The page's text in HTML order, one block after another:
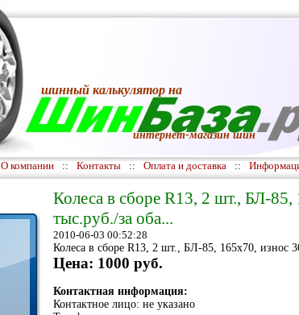
шинный калькуляторна
интернет-магазин шин
О компании :: Контакты :: Оплата и доставка ::
Колеса в сборе R13, 2 шт., БЛ-
тыс.руб./за оба...
2010-06-03 00:52:28
Колеса в сборе R13, 2 шт., БЛ-85, 165х70, износ
Цена: 1000 руб.
Контактная информация:
Контактное лицо: не указано